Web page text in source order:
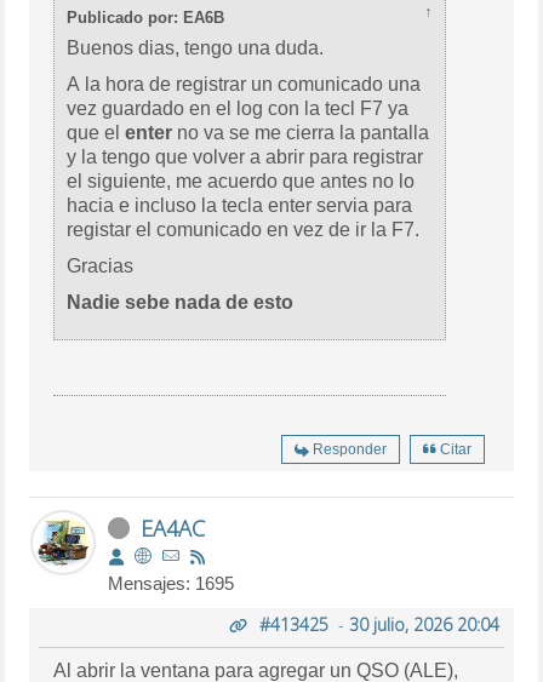
Publicado por: EA6B ↑
Buenos dias, tengo una duda.
A la hora de registrar un comunicado una
vez guardado en el log con la tecl F7 ya
que elenter no va se me cierra la pantalla
y la tengo que volver a abrir para registrar
el siguiente, me acuerdo que antes no lo
hacia e incluso la tecla enter servia para
registar el comunicado en vez de ir la F7.
Gracias
Nadie sebe nada de esto
Responder Citar
EA4AC
Mensajes: 1695
#413425- 30 julio, 2026 20:04
Al abrir la ventana para agregar un QSO (ALE),